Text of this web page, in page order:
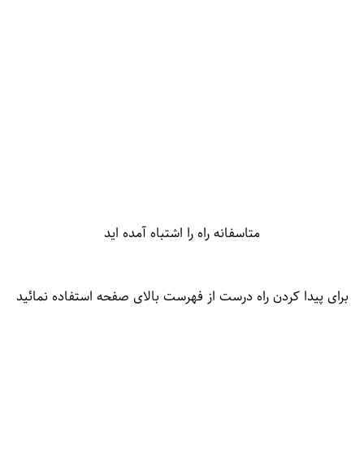
متاسفانه راه را اشتباه آمده اید
برای پیدا کردن راه درست از فهرست بالای صفحه استفاده نمائید